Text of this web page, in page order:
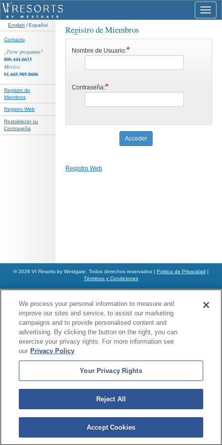
English / Español
Contacto
¿Tiene preguntas?
800.444.6633
México:
01.669.989.8606
Registro de
Miembros
Registro Web
Restablecer su
Contraseña
Registro de Miembros
Nombre de Usuario:*
Contraseña:*
Registro Web
© 2026 VI Resorts by Westgate. Todos derechos reservados | Politica de Privacidad |
Términos y Condiciones
We process your personal information to measure and
improve our sites and service, to assist our marketing
campaigns and to provide personalised content and
advertising. By clicking the button on the right, you can
exercise your privacy rights. For more information see
our Privacy Policy
Your Privacy Rights
Reject All
Accept Cookies